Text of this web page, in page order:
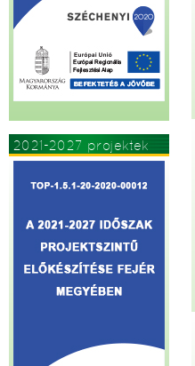
2021-2027 projektek